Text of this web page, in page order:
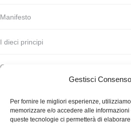
Gestisci
Per fornire le migliori esperienze,
memorizzare e/o accedere alle
queste tecnologie ci permetterà di
Manifesto
I dieci principi
Codice deontologico
Finanziamento